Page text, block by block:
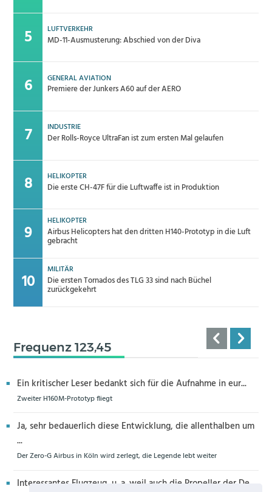
LUFTVERKEHR
MD-11-Ausmusterung: Abschied von der Diva
GENERAL AVIATION
Premiere der Junkers A60 auf der AERO
INDUSTRIE
Der Rolls-Royce UltraFan ist zum ersten Mal gelaufen
HELIKOPTER
Die erste CH-47F für die Luftwaffe ist in Produktion
HELIKOPTER
Airbus Helicopters hat den dritten H140-Prototyp in die Luft
gebracht
MILITÄR
Die ersten Tornados des TLG 33 sind nach Büchel
zurückgekehrt
Frequenz 123,45
Ein kritischer Leser bedankt sich für die Aufnahme in eur...
Zweiter H160M-Prototyp fliegt
Ja, sehr bedauerlich diese Entwicklung, die allenthalben um
...
Der Zero-G Airbus in Köln wird zerlegt, die Legende lebt weiter
Interessantes Flugzeug, u. a. weil auch die Propeller der De...